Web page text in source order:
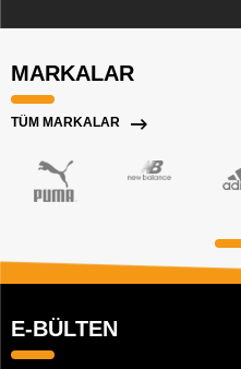
MARKALAR
TÜM MARKALAR
E-BÜLTEN